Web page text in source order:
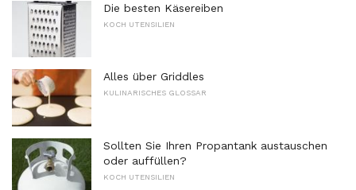
Die besten Käsereiben
KOCH UTENSILIEN
Alles über Griddles
KULINARISCHES GLOSSAR
Sollten Sie Ihren Propantank austauschen
oder auffüllen?
KOCH UTENSILIEN